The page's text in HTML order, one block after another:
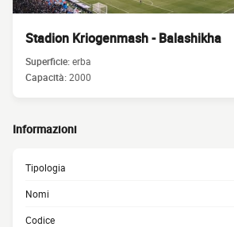
Stadion Kriogenmash - Balashikha
Superficie:erba
Capacità:2000
Informazioni
Tipologia
Nomi
Codice